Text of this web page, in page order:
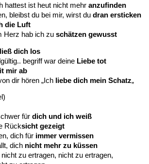
hattest ist heut nicht mehr anzufinden
bleibst du bei mir, wirst du dran ersticken
die Luft
Herz hab ich zu schätzen gewusst
ließ dich los
begriff war deine Liebe tot
mir ab
dir hören „Ich liebe dich mein Schatz„
für dich und ich weiß
Rücksicht gezeigt
dich für immer vermissen
dich nicht mehr zu küssen
zu ertragen, nicht zu ertragen,